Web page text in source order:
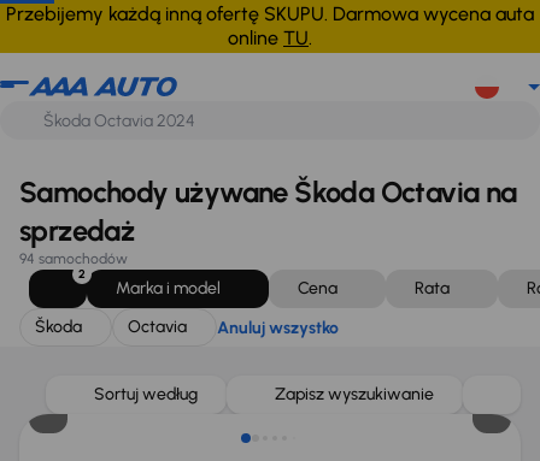
Przebijemy każdą inną ofertę SKUPU. Darmowa wycena auta
online TU.
Škoda Octavia Anuluj wszystko
Samochody używane Škoda Octavia na
sprzedaż
94 samochodów
2
Marka i model Cena Rata
Škoda
Octavia Anuluj wszystko
Sortuj według Zapisz wyszukiwanie